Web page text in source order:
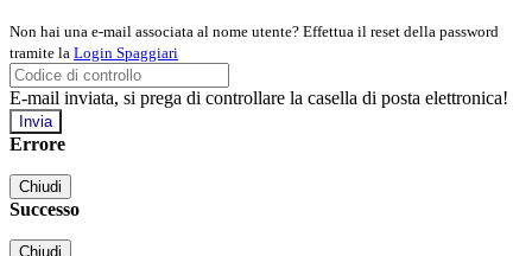
Non hai una e-mail associata al nome utente? Effettua il reset della password
tramite la Login Spaggiari
E-mail inviata, si prega di controllare la casella di posta elettronica!
Errore
Chiudi
Successo
Chiudi